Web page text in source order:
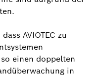
AVIOTEC zu
einen doppelten
in